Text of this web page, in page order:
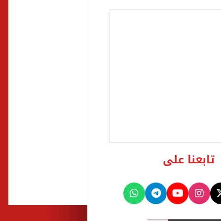
تابعنا على